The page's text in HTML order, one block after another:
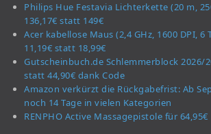
Philips Hue Festavia Lichterkette (20 m,
136,17€ statt 149€
Acer kabellose Maus (2,4 GHz, 1600 DPI, 6
11,19€ statt 18,99€
Gutscheinbuch.de Schlemmerblock 2026/
statt 44,90€ dank Code
Amazon verkürzt die Rückgabefrist: Ab
noch 14 Tage in vielen Kategorien
RENPHO Active Massagepistole für 64,95€